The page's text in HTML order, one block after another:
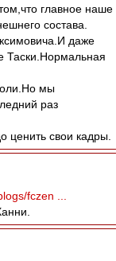
главное наше
состава.
даже
Таски.Нормальная
мы
раз
ценить свои кадры.
fczen ...